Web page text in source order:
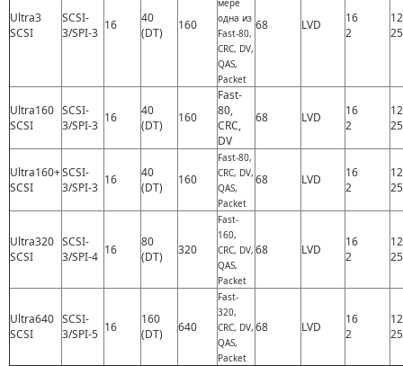
Ultra3
SCSI
SCSI-
3/SPI-3
16
40
(DT)
160
мере
одна из
Fast-80,
CRC, DV,
QAS,
Packet
68 LVD
16
2
12
25
Ultra160
SCSI
SCSI-
3/SPI-3
16
40
(DT)
160
Fast-
80,
CRC,
DV
68 LVD
16
2
12
25
Ultra160+
SCSI
SCSI-
3/SPI-3
16
40
(DT)
160
Fast-80,
CRC, DV,
QAS,
Packet
68 LVD
16
2
12
25
Ultra320
SCSI
SCSI-
3/SPI-4 16
80
(DT)
320
Fast-
160,
CRC, DV,
QAS,
Packet
68 LVD
16
2
12
25
Ultra640
SCSI
SCSI-
3/SPI-5 16
160
(DT)
640
Fast-
320,
CRC, DV,
QAS,
Packet
68 LVD
16
2
12
25